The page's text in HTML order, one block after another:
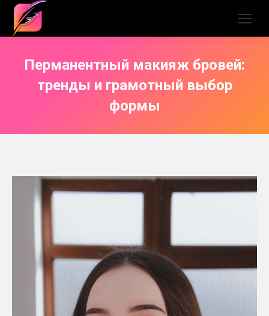
Перманентный макияж бровей:
тренды и грамотный выбор
формы